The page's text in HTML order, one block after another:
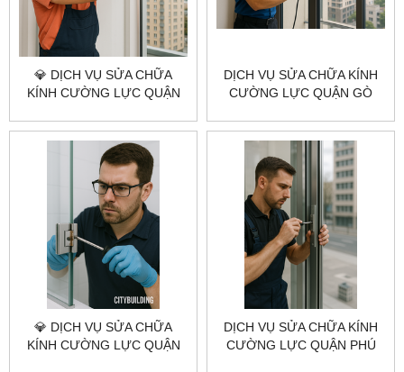
💎 DỊCH VỤ SỬA CHỮA
KÍNH CƯỜNG LỰC QUẬN
HCM – NHANH – GIÁ
XƯỞNG – BẢO HÀNH DÀI
DỊCH VỤ SỬA CHỮA KÍNH
CƯỜNG LỰC QUẬN GÒ
NHANH, ĐÚNG KỸ THUẬT,
BÁO GIÁ RÕ RÀNG
💎 DỊCH VỤ SỬA CHỮA
KÍNH CƯỜNG LỰC QUẬN
DỊCH VỤ SỬA CHỮA KÍNH
CƯỜNG LỰC QUẬN PHÚ